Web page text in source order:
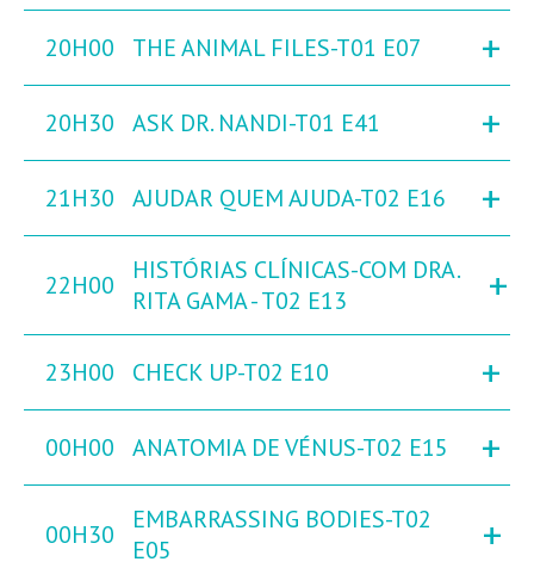
20H00 THE ANIMAL FILES-T01 E07 +
20H30 ASK DR. NANDI-T01 E41 +
21H30 AJUDAR QUEM AJUDA-T02 E16 +
22H00
HISTÓRIAS CLÍNICAS-COM DRA.
RITA GAMA - T02 E13
+
23H00 CHECK UP-T02 E10 +
00H00 ANATOMIA DE VÉNUS-T02 E15 +
00H30
EMBARRASSING BODIES-T02
E05
+